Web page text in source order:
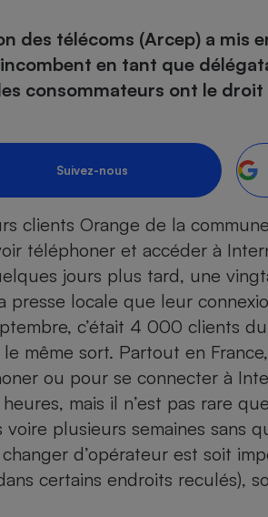
des télécoms (Arcep) a mis
en tant que
consommateurs ont le droit
Suivez-nous
clients Orange de la
téléphoner et accéder à
jours plus tard, une
presse locale que leur
c’était 4 000 clients
même sort. Partout en
ou pour se connecter à
mais il n’est pas rare
plusieurs semaines sans
d’opérateur est soit
certains endroits reculés),
Produit alimentaire
Sécurité - Hygiène
Supermarché - Drive
Assurance
Banque - Crédit
Mutuelle
Carburant
Circulation routière
Contrôle technique -
Comparateur auto
Supermarché - Drive
Comparatif
Comparatif réfrigérateur-
Comparatif plaque à
Comparatif hotte aspirante
Comparatif climatiseur
Comparatif aspirateur balai
Comparatif aspirateur
Comparatif cafetière
Comparatif robot cuiseur
Comparatif centrale vapeur
Gros électroménager
Petit électroménager -
Électricité - Gaz
Comparatif
Comparatif casque audio
Comparatif barre de son
Comparatif imprimante
Comparatif ordinateur
Comparatif ultrabook
Comparatif tablette tactile
Image et son
Informatique
Internet
Téléphonie
Crédit immobilier
Comparatif
pression
Comparatif tondeuse robot
Comparatif poêle à granulés
Comparatif radiateur
Aménagement
Bricolage - Jardinage
Chauffage
Produit d'entretien
Sécurité domestique
Comparateur
Hygiène - Beauté
Maladie - Médecine -
Système de santé -
Retraite
emprunteur
- Testez le débit de votre
Internet